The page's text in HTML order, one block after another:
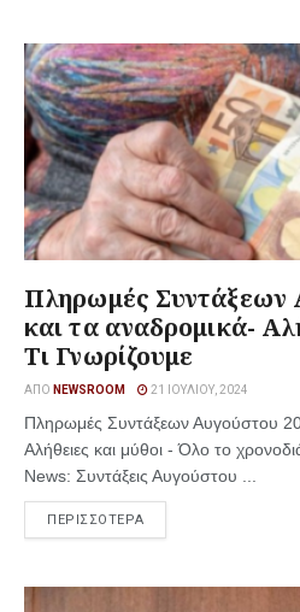
Πληρωμές Συντάξεων
και τα αναδρομικά-
Τι Γνωρίζουμε
ΑΠΌ NEWSROOM 21 ΙΟΥΛΊΟΥ, 2024
Πληρωμές Συντάξεων Αυγούστου
Αλήθειες και μύθοι - Όλο το
News: Συντάξεις Αυγούστου ...
ΠΕΡΙΣΣΟΤΕΡΑ